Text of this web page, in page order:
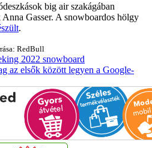
big air szakágában
Gasser. A snowboardos hölgy
.
RedBull
2022 snowboard
az elsők között legyen a Google-